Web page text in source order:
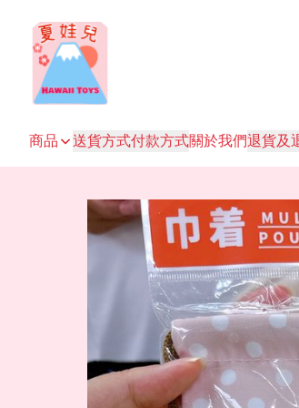
商品 送貨方式付款方式關於我們退貨及